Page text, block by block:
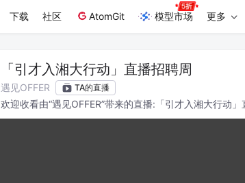
下载 社区 AtomGit 模型市场 更多
「引才入湘大行动」直播招聘周
遇见OFFER TA的直播
欢迎收看由“遇见OFFER”带来的直播:「引才入湘大行动